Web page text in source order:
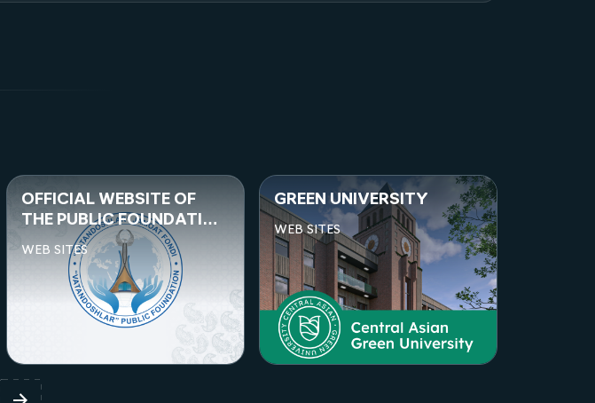
GREEN UNIVERSITY
WEB SITES
FAST EDUCATION SITE
WEB SITES